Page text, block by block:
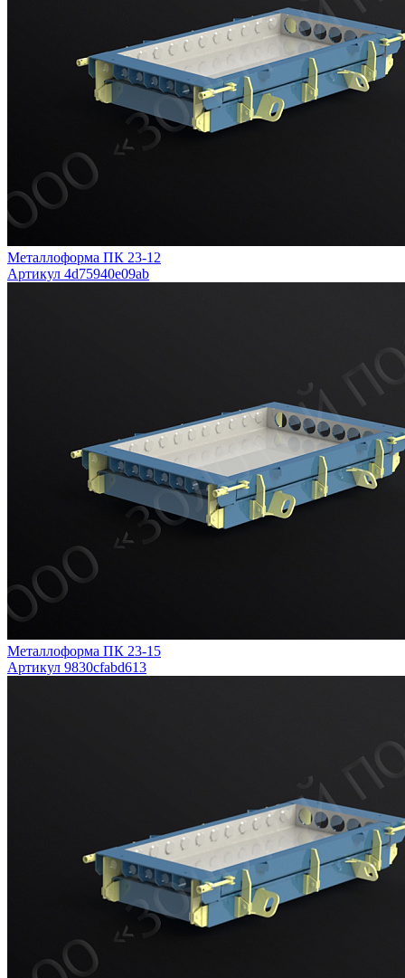
Металлоформа ПК 23-12
Артикул 4d75940e09ab
Металлоформа ПК 23-15
Артикул 9830cfabd613